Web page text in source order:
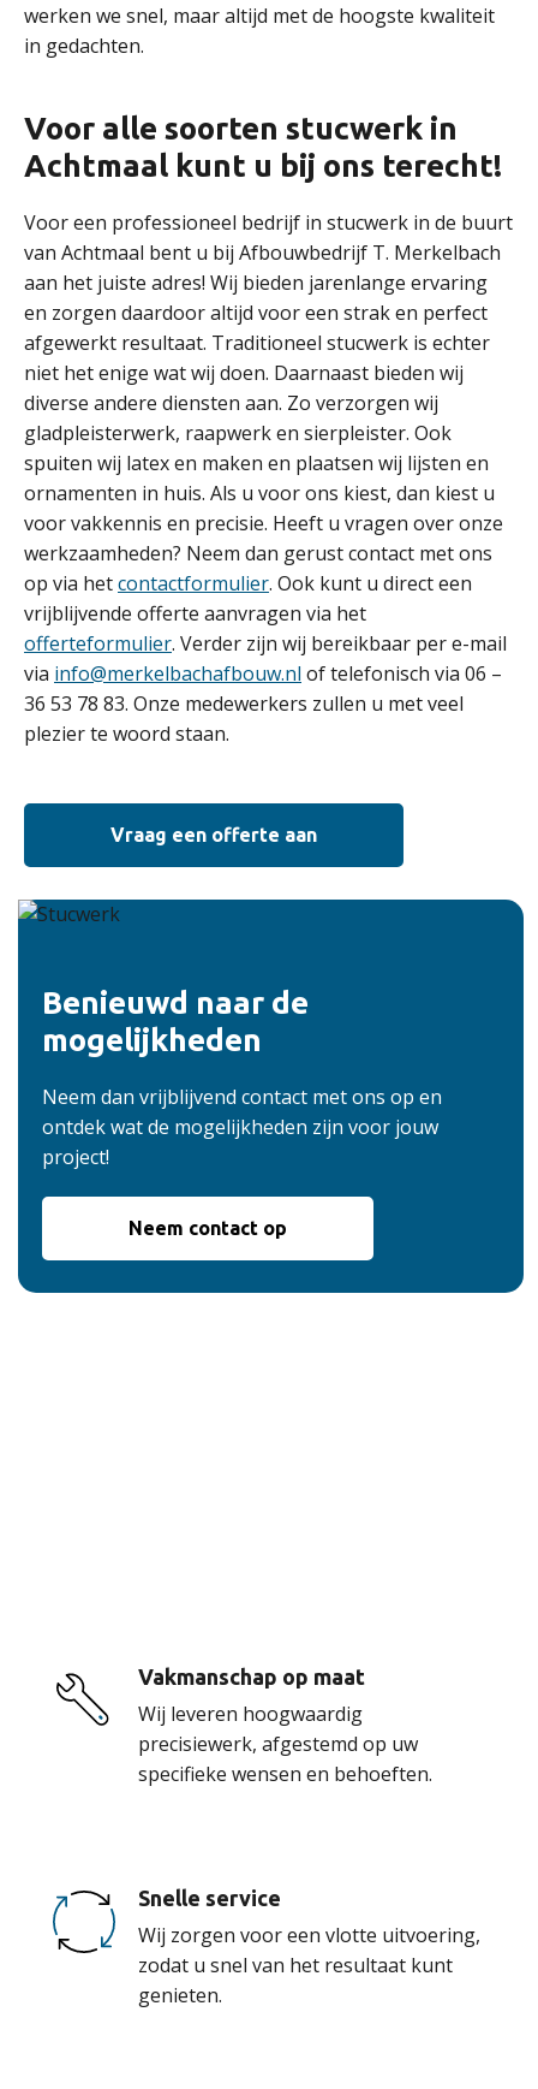
werken we snel, maar altijd met de hoogste kwaliteit
in gedachten.
Voor alle soorten stucwerk in
Achtmaal kunt u bij ons terecht!
Voor een professioneel bedrijf in stucwerk in de buurt
van Achtmaal bent u bij Afbouwbedrijf T. Merkelbach
aan het juiste adres! Wij bieden jarenlange ervaring
en zorgen daardoor altijd voor een strak en perfect
afgewerkt resultaat. Traditioneel stucwerk is echter
niet het enige wat wij doen. Daarnaast bieden wij
diverse andere diensten aan. Zo verzorgen wij
gladpleisterwerk, raapwerk en sierpleister. Ook
spuiten wij latex en maken en plaatsen wij lijsten en
ornamenten in huis. Als u voor ons kiest, dan kiest u
voor vakkennis en precisie. Heeft u vragen over onze
werkzaamheden? Neem dan gerust contact met ons
op via hetcontactformulier. Ook kunt u direct een
vrijblijvende offerte aanvragen via het
offerteformulier. Verder zijn wij bereikbaar per e-mail
via info@merkelbachafbouw.nl of telefonisch via 06 –
36 53 78 83. Onze medewerkers zullen u met veel
plezier te woord staan.
Vraag een offerte aan
Benieuwd naar de
mogelijkheden
Neem dan vrijblijvend contact met ons op en
ontdek wat de mogelijkheden zijn voor jouw
project!
Neem contact op
Vakmanschap op maat
Wij leveren hoogwaardig
precisiewerk, afgestemd op uw
specifieke wensen en behoeften.
Snelle service
Wij zorgen voor een vlotte uitvoering,
zodat u snel van het resultaat kunt
genieten.